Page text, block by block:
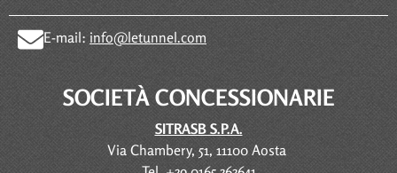
E-mail: info@letunnel.com
SOCIETÀ CONCESSIONARIE
SITRASB S.P.A.
Via Chambery, 51, 11100 Aosta